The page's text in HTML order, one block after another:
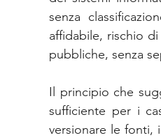
senza
affidabile, rischio
pubbliche, senza
Il principio che
sufficiente per i
versionare le fonti,